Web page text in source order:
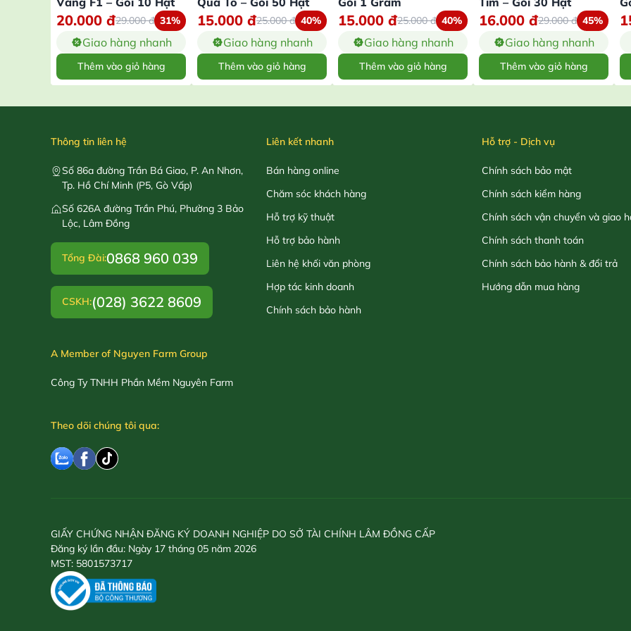
20.000 đ29.000đ 31%
Giao hàng nhanh
Thêm vào giỏ hàng
15.000 đ25.000đ 40%
Giao hàng nhanh
Thêm vào giỏ hàng
15.000 đ25.000đ 40%
Giao hàng nhanh
Thêm vào giỏ hàng
16.000 đ29.000đ 45%
Giao hàng nhanh
Thêm vào giỏ hàng
Thông tin liên hệ
Số 86a đường Trần Bá Giao, P. An Nhơn,
Tp. Hồ Chí Minh (P5, Gò Vấp)
Số 626A đường Trần Phú, Phường 3 Bảo
Lộc, Lâm Đồng
Tổng Đài:0868 960 039
CSKH:(028) 3622 8609
A Member of Nguyen Farm Group
Công Ty TNHH Phần Mềm Nguyên Farm
Theo dõi chúng tôi qua:
Liên kết nhanh
Bán hàng online
Chăm sóc khách hàng
Hỗ trợ kỹ thuật
Hỗ trợ bảo hành
Liên hệ khối văn phòng
Hợp tác kinh doanh
Chính sách bảo hành
Hỗ trợ - Dịch vụ
Chính sách bảo mật
Chính sách kiểm hàng
Chính sách vận chuyển và giao
Chính sách thanh toán
Chính sách bảo hành & đổi trả
Hướng dẫn mua hàng
GIẤY CHỨNG NHẬN ĐĂNG KÝ DOANH NGHIỆP DO SỞ TÀI CHÍNH LÂM ĐỒNG CẤP
Đăng ký lần đầu: Ngày 17 tháng 05 năm 2026
MST: 5801573717